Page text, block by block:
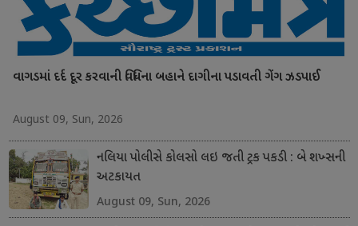
વાગડમાં દર્દ દૂર કરવાની વિધિના બહાને દાગીના પડાવતી ગેંગ ઝડપાઈ
August 09, Sun, 2026
નલિયા પોલીસે કોલસો લઇ જતી ટ્રક પકડી : બે શખ્સની
અટકાયત
August 09, Sun, 2026